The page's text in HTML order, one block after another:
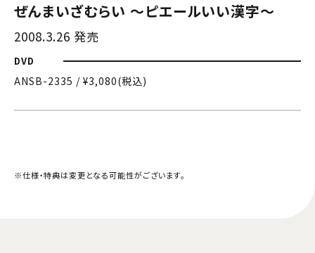
ぜんまいざむらい 〜ピエールいい漢字〜
2008.3.26 発売
DVD
ANSB-2335 / ¥3,080(税込)
※仕様・特典は変更となる可能性がございます。